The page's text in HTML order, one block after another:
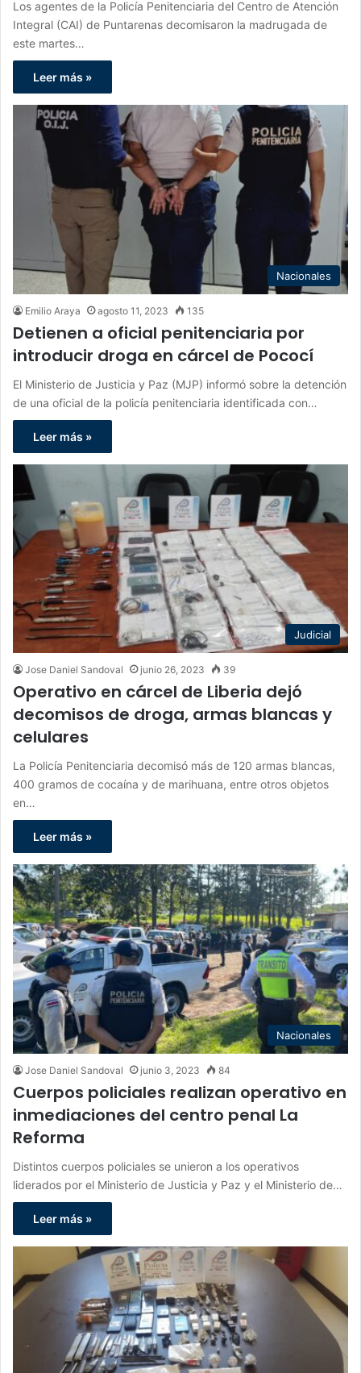
Los agentes de la Policía Penitenciaria del Centro de Atención
Integral (CAI) de Puntarenas decomisaron la madrugada de
este martes…
Leer más »
Nacionales
Emilio Araya agosto 11, 2023 135
Detienen a oficial penitenciaria por
introducir droga en cárcel de Pococí
El Ministerio de Justicia y Paz (MJP) informó sobre la detención
de una oficial de la policía penitenciaria identificada con…
Leer más »
Judicial
Jose Daniel Sandoval junio 26, 2023 39
Operativo en cárcel de Liberia dejó
decomisos de droga, armas blancas y
celulares
La Policía Penitenciaria decomisó más de 120 armas blancas,
400 gramos de cocaína y de marihuana, entre otros objetos
en…
Leer más »
Nacionales
Jose Daniel Sandoval junio 3, 2023 84
Cuerpos policiales realizan operativo en
inmediaciones del centro penal La
Reforma
Distintos cuerpos policiales se unieron a los operativos
liderados por el Ministerio de Justicia y Paz y el Ministerio de…
Leer más »